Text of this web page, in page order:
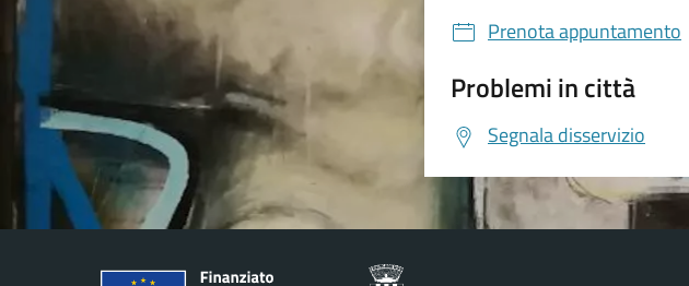
Prenota appuntamento
Problemi in città
Segnala disservizio